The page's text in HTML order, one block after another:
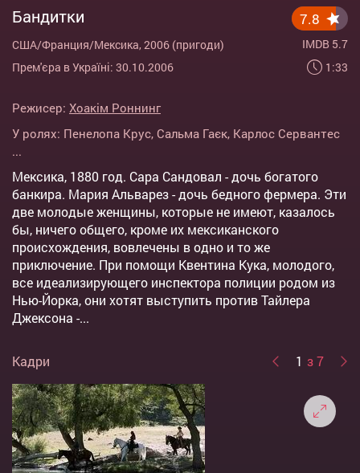
Бандитки
США/Франция/Мексика, 2006 (пригоди)
Прем'єра в Україні: 30.10.2006
7.8
IMDB 5.7
1:33
Режисер: Хоакім Роннинг
У ролях: Пенелопа Крус, Сальма Гаєк, Карлос Сервантес
...
Мексика, 1880 год. Сара Сандовал - дочь богатого
банкира. Мария Альварез - дочь бедного фермера. Эти
две молодые женщины, которые не имеют, казалось
бы, ничего общего, кроме их мексиканского
происхождения, вовлечены в одно и то же
приключение. При помощи Квентина Кука, молодого,
все идеализирующего инспектора полиции родом из
Нью-Йорка, они хотят выступить против Тайлера
Джексона -...
Кадри 1 з 7